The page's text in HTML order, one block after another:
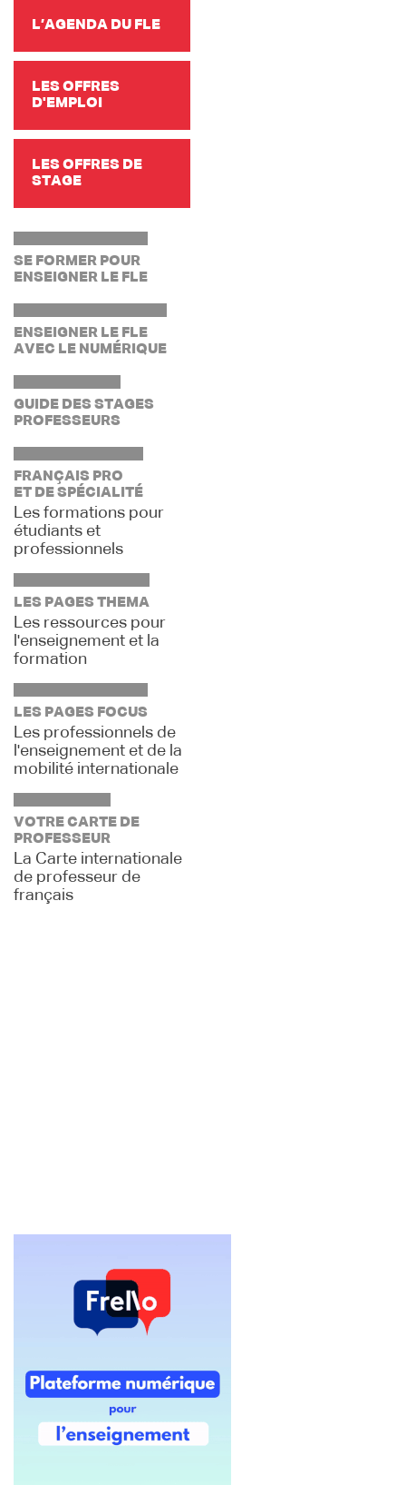
L’AGENDA DU FLE
LES OFFRES
D'EMPLOI
LES OFFRES DE
STAGE
SE FORMER POUR
ENSEIGNER LE FLE
ENSEIGNER LE FLE
AVEC LE NUMÉRIQUE
GUIDE DES STAGES
PROFESSEURS
FRANÇAIS PRO
ET DE SPÉCIALITÉ
Les formations pour
étudiants et
professionnels
LES PAGES THEMA
Les ressources pour
l'enseignement et la
formation
LES PAGES FOCUS
Les professionnels de
l'enseignement et de la
mobilité internationale
VOTRE CARTE DE
PROFESSEUR
La Carte internationale
de professeur de
français